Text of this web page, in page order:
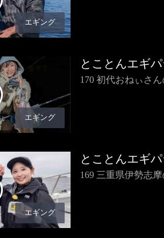
エギング
エギング
とことんエギ
170 初代おねぃさ
エギング
とことんエギ
169 三重県伊勢志